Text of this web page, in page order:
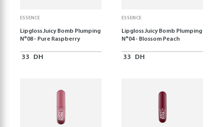
ESSENCE
Lipgloss Juicy Bomb Plumping
N°08 - Pure Raspberry
33 DH
ESSENCE
Lipgloss Juicy Bomb Plumping
N°04 - Blossom Peach
33 DH